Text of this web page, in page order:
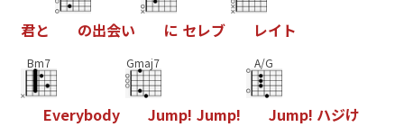
君と の出会い に セレブ レイ ト
Bm7
Everybody
Gmaj7
Jump! Jump!
A/G
Jump! ハジけ